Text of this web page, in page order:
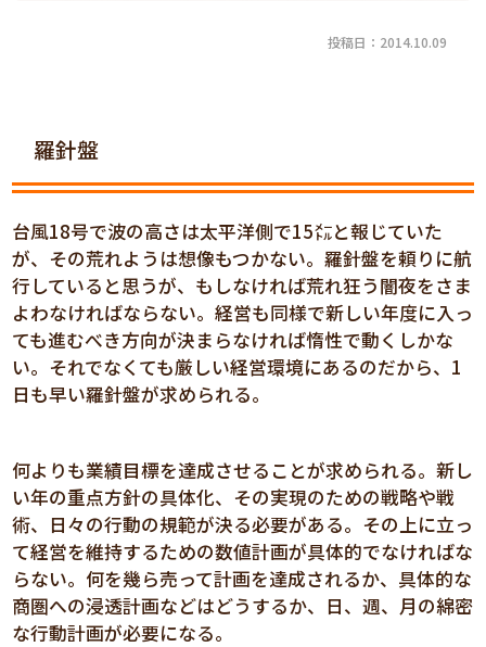
投稿日：2014.10.09
羅針盤
台風18号で波の高さは太平洋側で15㍍と報じていた
が、その荒れようは想像もつかない。羅針盤を頼りに航
行していると思うが、もしなければ荒れ狂う闇夜をさま
よわなければならない。経営も同様で新しい年度に入っ
ても進むべき方向が決まらなければ惰性で動くしかな
い。それでなくても厳しい経営環境にあるのだから、1
日も早い羅針盤が求められる。
何よりも業績目標を達成させることが求められる。新し
い年の重点方針の具体化、その実現のための戦略や戦
術、日々の行動の規範が決る必要がある。その上に立っ
て経営を維持するための数値計画が具体的でなければな
らない。何を幾ら売って計画を達成されるか、具体的な
商圏への浸透計画などはどうするか、日、週、月の綿密
な行動計画が必要になる。